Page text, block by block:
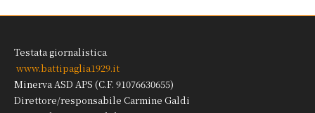
Testata giornalistica
www.battipaglia1929.it
Minerva ASD APS (C.F. 91076630655)
Direttore/responsabile Carmine Galdi